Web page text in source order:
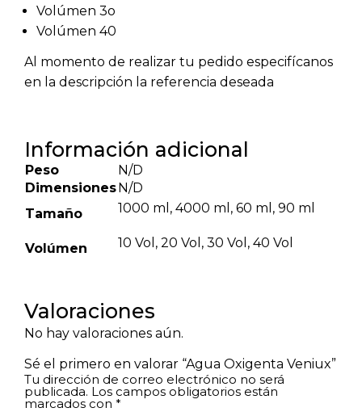
Volúmen 3o
Volúmen 40
Al momento de realizar tu pedido especifícanos
en la descripción la referencia deseada
Información adicional
Peso
N/D
DimensionesN/D
Tamaño
1000 ml, 4000 ml, 60 ml, 90 ml
Volúmen 10 Vol, 20 Vol, 30 Vol, 40 Vol
Valoraciones
No hay valoraciones aún.
Sé el primero en valorar “Agua Oxigenta Veniux”
Tu dirección de correo electrónico no será
publicada. Los campos obligatorios están
marcados con *